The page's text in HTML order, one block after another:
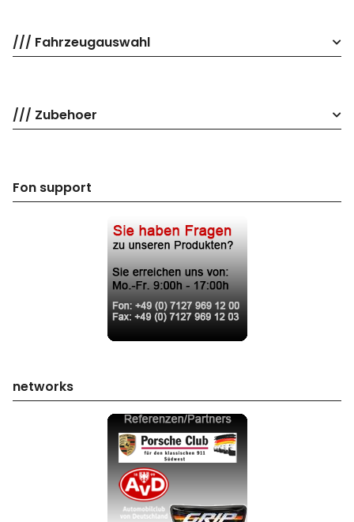
/// Fahrzeugauswahl
/// Zubehoer
Fon support
networks